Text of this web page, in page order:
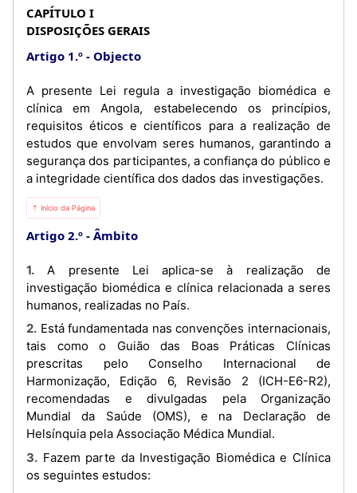
CAPÍTULO I
DISPOSIÇÕES GERAIS
Artigo 1.º
Objecto
A presente Lei regula a investigação biomédica e
clínica em Angola, estabelecendo os princípios,
requisitos éticos e científicos para a realização de
estudos que envolvam seres humanos, garantindo a
segurança dos participantes, a confiança do público e
a integridade científica dos dados das investigações.
⇡ Início da Página
Artigo 2.º Âmbito
1. A presente Lei aplica-se à realização de
investigação biomédica e clínica relacionada a seres
humanos, realizadas no País.
2. Está fundamentada nas convenções internacionais,
tais como o Guião das Boas Práticas Clínicas
prescritas pelo Conselho Internacional de
Harmonização, Edição 6, Revisão 2 (ICH-E6-R2),
recomendadas e divulgadas pela Organização
Mundial da Saúde (OMS), e na Declaração de
Helsínquia pela Associação Médica Mundial.
3. Fazem parte da Investigação Biomédica e Clínica
os seguintes estudos: